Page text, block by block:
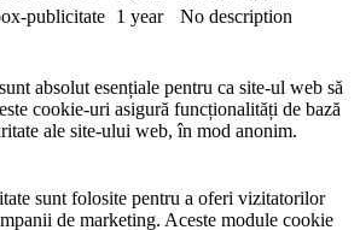
publicitate 1 year
No description
absolut esențiale pentru ca site-ul web să
cookie-uri asigură funcționalități de bază
ale site-ului web, în mod anonim.
sunt folosite pentru a oferi vizitatorilor
de marketing. Aceste module cookie